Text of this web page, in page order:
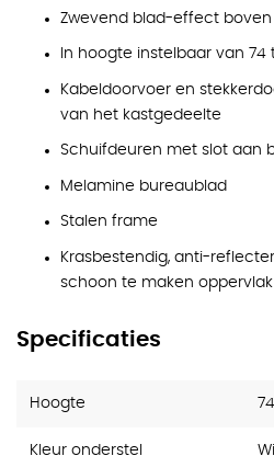
Zwevend blad-effect
In hoogte instelbaar van
Kabeldoorvoer en
van het kastgedeelte
Schuifdeuren met slot aan
Melamine bureaublad
Stalen frame
Krasbestendig, anti-
schoon te maken oppervlak
Specificaties
Hoogte
Kleur onderstel